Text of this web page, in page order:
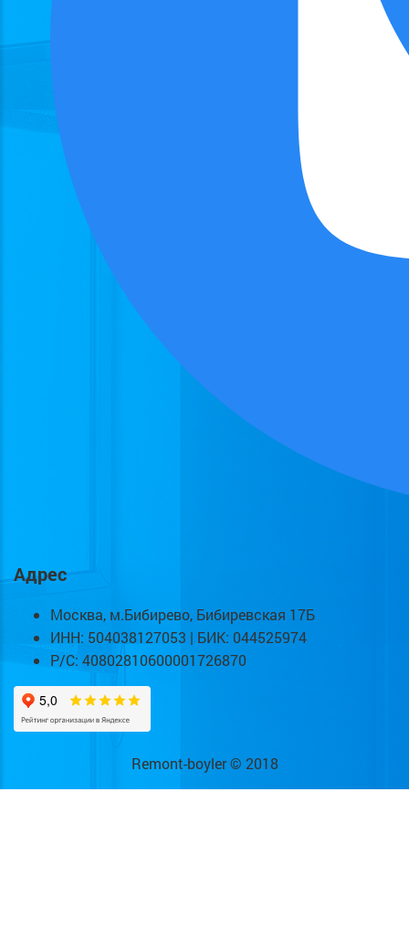
Адрес
Москва, м.Бибирево, Бибиревская 17Б
ИНН: 504038127053 | БИК: 044525974
Р/С: 40802810600001726870
Remont-boyler © 2018